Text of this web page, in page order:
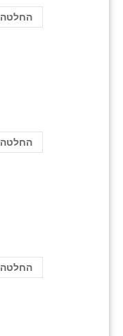
החלטה 1101
החלטה 1261
החלטה 1265